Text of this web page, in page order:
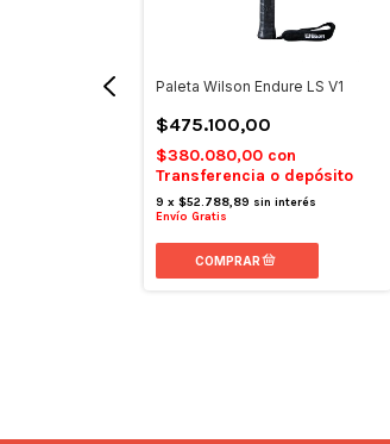
Paleta Wilson Endure LS V1
$475.100,00
$380.080,00 con
Transferencia o depósito
9 x $52.788,89 sin interés
Envío Gratis